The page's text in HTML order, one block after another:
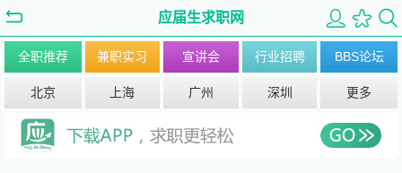
应届生求职网
全职推荐 兼职实习 宣讲会 行业招聘 BBS论坛
北京 上海 广州 深圳 更多